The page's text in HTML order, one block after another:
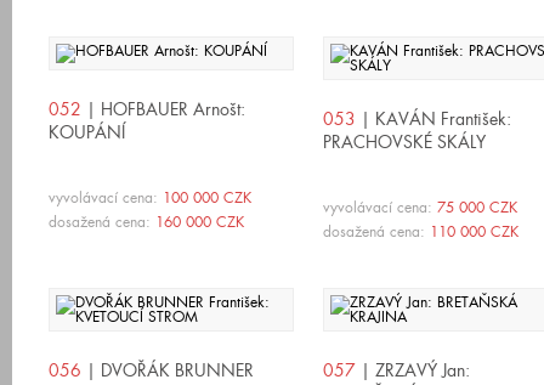
052 | HOFBAUER Arnošt:
KOUPÁNÍ
vyvolávací cena: 100 000 CZK
dosažená cena: 160 000 CZK
053 | KAVÁN František:
PRACHOVSKÉ SKÁLY
vyvolávací cena: 75 000 CZK
dosažená cena: 110 000 CZK
056 | DVOŘÁK BRUNNER
057 | ZRZAVÝ Jan: